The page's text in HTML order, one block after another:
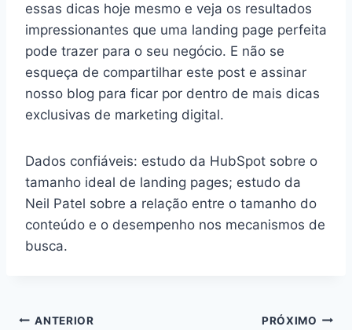
essas dicas hoje mesmo e veja os resultados
impressionantes que uma landing page perfeita
pode trazer para o seu negócio. E não se
esqueça de compartilhar este post e assinar
nosso blog para ficar por dentro de mais dicas
exclusivas de marketing digital.
Dados confiáveis: estudo da HubSpot sobre o
tamanho ideal de landing pages; estudo da
Neil Patel sobre a relação entre o tamanho do
conteúdo e o desempenho nos mecanismos de
busca.
ANTERIOR PRÓXIMO